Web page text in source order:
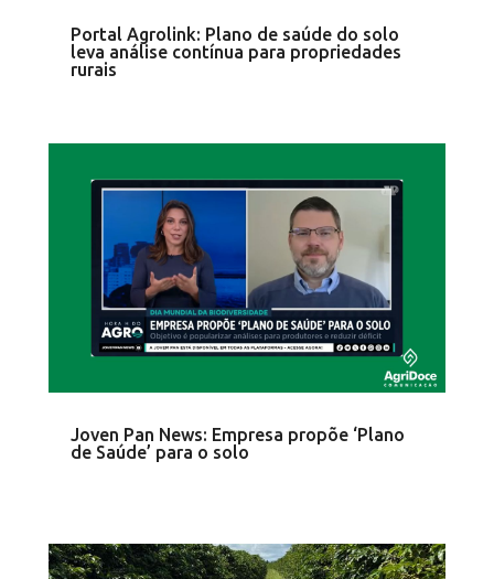
Portal Agrolink: Plano de saúde do solo
leva análise contínua para propriedades
rurais
Joven Pan News: Empresa propõe ‘Plano
de Saúde’ para o solo